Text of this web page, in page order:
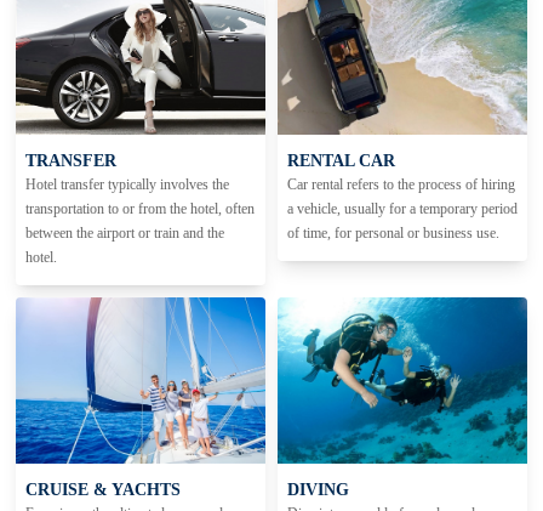
TRANSFER
Hotel transfer typically involves the
transportation to or from the hotel, often
between the airport or train and the
hotel.
RENTAL CAR
Car rental refers to the process of hiring
a vehicle, usually for a temporary period
of time, for personal or business use.
CRUISE & YACHTS DIVING